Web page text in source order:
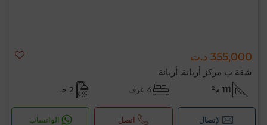
355,000 د.ت
شقة ب مركز أريانة, أريانة
111 م² 4 غرف 2 حـ
لإتصال اتصل الواتساب